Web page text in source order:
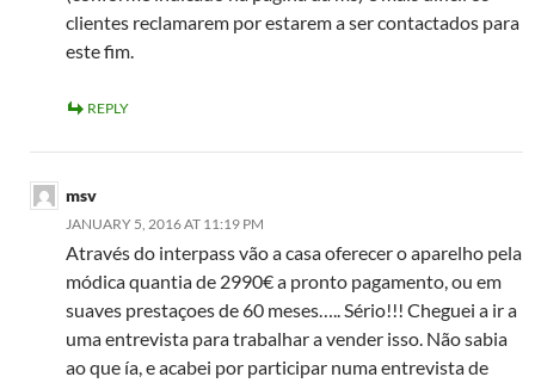
clientes reclamarem por estarem a ser contactados para
este fim.
REPLY
msv
JANUARY 5, 2016 AT 11:19 PM
Através do interpass vão a casa oferecer o aparelho pela
módica quantia de 2990€ a pronto pagamento, ou em
suaves prestaçoes de 60 meses….. Sério!!! Cheguei a ir a
uma entrevista para trabalhar a vender isso. Não sabia
ao que ía, e acabei por participar numa entrevista de